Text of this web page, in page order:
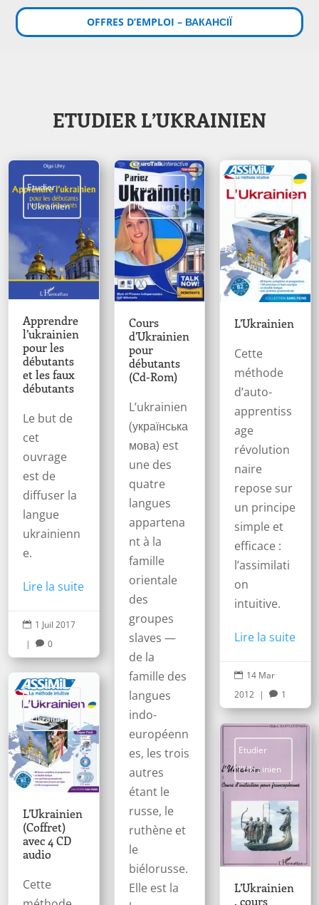
OFFRES D’EMPLOI – ВАКАНСІЇ
ETUDIER L’UKRAINIEN
Etudier
l'Ukrainien
Apprendre
l’ukrainien
pour les
débutants
et les faux
débutants
Le but de
cet
ouvrage
est de
diffuser la
langue
ukrainienn
e.
Lire la suite
 1 Juil 2017
|
 0
Etudier
l'Ukrainien
Cours
d’Ukrainien
pour
débutants
(Cd-Rom)
L’ukrainien
(українська
мова) est
une des
quatre
langues
appartena
nt à la
famille
orientale
des
groupes
slaves —
de la
famille des
langues
indo-
européenn
es, les trois
autres
étant le
russe, le
ruthène et
le
biélorusse.
Elle est la
Etudier
L’Ukrainien
Cette
méthode
d’auto-
apprentiss
age
révolution
naire
repose sur
un principe
simple et
efficace :
l’assimilati
on
intuitive.
Lire la suite
 14 Mar
2012 |  1
Etudier
l'Ukrainien
L’Ukrainien
(Coffret)
avec 4 CD
audio
Cette
Etudier
l'Ukrainien
L’Ukrainien
. cours